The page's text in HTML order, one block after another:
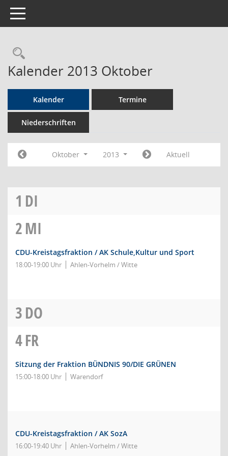
Toggle navigation
Rechercheauswahl
Kalender 2013 Oktober
Kalender Termine
Niederschriften
Oktober 2013 Aktuell
1 DI
2MI
CDU-Kreistagsfraktion / AK Schule,Kultur und Sport
18:00-19:00 Uhr Ahlen-Vorhelm / Witte
3DO
4FR
Sitzung der Fraktion BÜNDNIS 90/DIE GRÜNEN
15:00-18:00 Uhr Warendorf
CDU-Kreistagsfraktion / AK SozA
16:00-19:40 Uhr Ahlen-Vorhelm / Witte